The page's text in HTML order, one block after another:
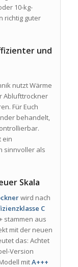
10-kg-
richtig guter
und
nutzt Wärme
Ablufttrockner
Für Euch
behandelt,
ein
sinnvoller als
Skala
wird nach
C
stammen aus
mit der neuen
das: Achtet
Version
mitA+++